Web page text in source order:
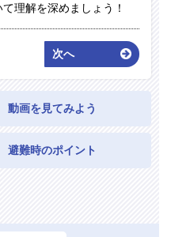
理解を深めましょう！
次へ
動画を見てみよう
避難時のポイント